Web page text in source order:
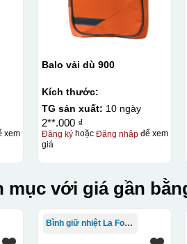
xem
Balo vải dù 900
Kích thước:
TG sản xuất: 10 ngày
2**.000 ₫
Đăng kýhoặc Đăng nhậpđể xem
giá
mục với giá gần
Bình giữ nhiệt La Fonte